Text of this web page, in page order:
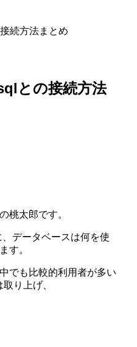
続方法まとめ
との接続方法
桃太郎です。
データベースは何を使
す。
でも比較的利用者が多い
り上げ、